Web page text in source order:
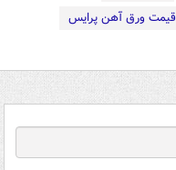
قیمت ورق آهن پرایس